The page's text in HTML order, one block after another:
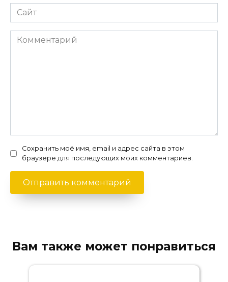
Сайт
Комментарий
Сохранить моё имя, email и адрес сайта в этом
браузере для последующих моих комментариев.
Вам также может понравиться